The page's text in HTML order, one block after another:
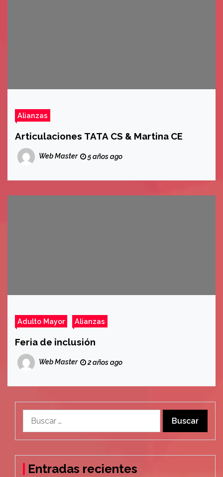
Alianzas
Articulaciones TATA CS & Martina CE
Web Master 5 años ago
Adulto Mayor Alianzas
Feria de inclusión
Web Master 2 años ago
Entradas recientes